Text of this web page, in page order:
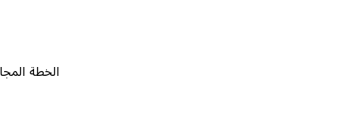
الخطة المجانية ٠